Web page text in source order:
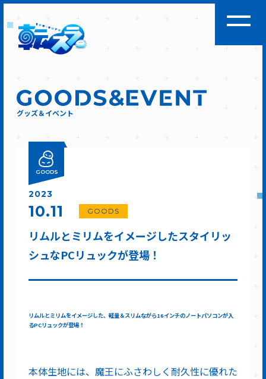
グッズ＆イベント
GOODS
リムルとミリムをイメージしたスタイリッ
シュなPCリュックが登場！
GOODS
2023
10.11
リムルとミリムをイメージした、軽量＆スリムながら16インチのノートパソコンが入
るPCリュックが登場！
本体生地には、魔王にふさわしく耐久性に優れた